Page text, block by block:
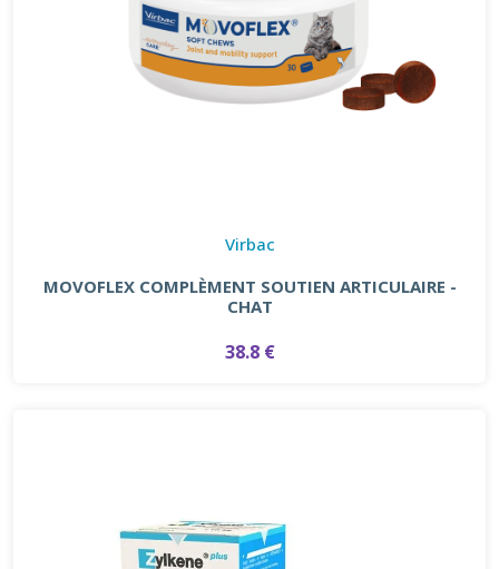
Virbac
MOVOFLEX COMPLÈMENT SOUTIEN ARTICULAIRE -
CHAT
38.8 €